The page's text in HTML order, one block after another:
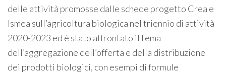
delle attività promosse dalle schede progetto Crea e
Ismea sull’agricoltura biologica nel triennio di attività
2020-2023 ed è stato affrontato il tema
dell’aggregazione dell’offerta e della distribuzione
dei prodotti biologici, con esempi di formule